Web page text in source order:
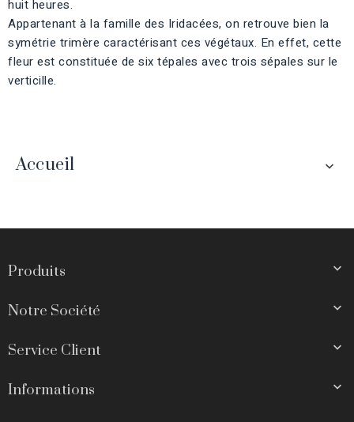
huit heures.
Appartenant à la famille des Iridacées, on retrouve bien la
symétrie trimère caractérisant ces végétaux. En effet, cette
fleur est constituée de six tépales avec trois sépales sur le
verticille.
Accueil 
Produits 
Notre Société 
Service Client 
Informations 